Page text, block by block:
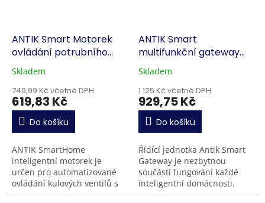
ANTIK Smart Motorek
ovládání potrubního
ventilu
Skladem
749,99 Kč včetně DPH
619,83 Kč
Do košíku
ANTIK SmartHome
inteligentní motorek je
určen pro automatizované
ovládání kulových ventilů s
pákovou rukojetí pro vodu
ANTIK Smart
multifunkční gateway
ATK-MGZW03
Skladem
1 125 Kč včetně DPH
929,75 Kč
Do košíku
Řídící jednotka Antik Smart
Gateway je nezbytnou
součástí fungování každé
inteligentní domácnosti.
Umožní vám vzájemně